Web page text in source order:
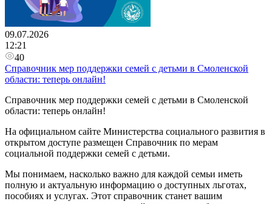
09.07.2026
12:21
40
Справочник мер поддержки семей с детьми в Смоленской
области: теперь онлайн!
Справочник мер поддержки семей с детьми в Смоленской
области: теперь онлайн!
На официальном сайте Министерства социального развития в
открытом доступе размещен Справочник по мерам
социальной поддержки семей с детьми.
Мы понимаем, насколько важно для каждой семьи иметь
полную и актуальную информацию о доступных льготах,
пособиях и услугах. Этот справочник станет вашим